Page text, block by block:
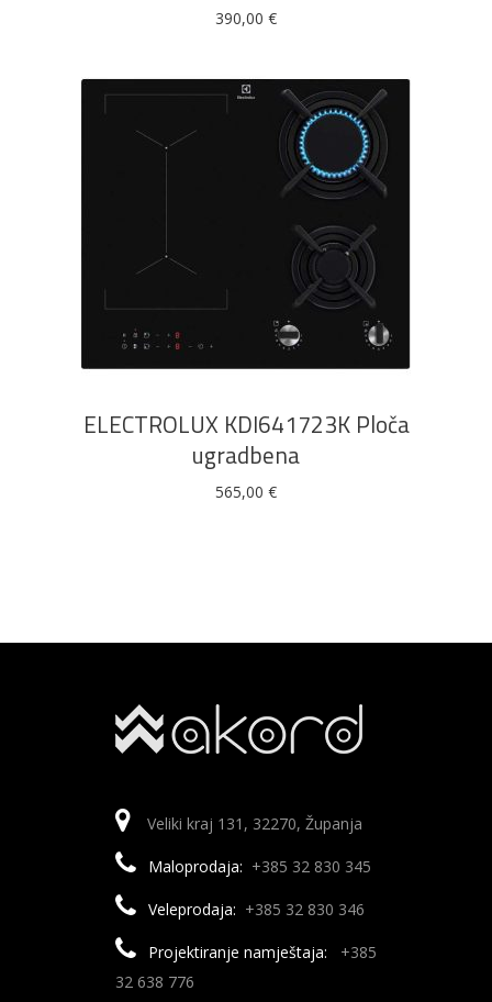
390,00 €
DODAJ U KOŠARICU
ELECTROLUX KDI641723K Ploča
ugradbena
565,00 €
Veliki kraj 131, 32270, Županja
Maloprodaja: +385 32 830 345
Veleprodaja: +385 32 830 346
Projektiranje namještaja:
+385
32 638 776